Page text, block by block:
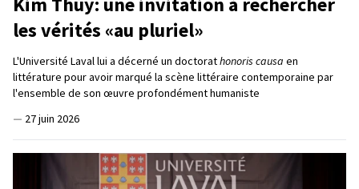
les vérités «au pluriel»
L'Université Laval lui a décerné un doctorathonoris causa en
littérature pour avoir marqué la scène littéraire contemporaine par
l'ensemble de son œuvre profondément humaniste
— 27 juin 2026